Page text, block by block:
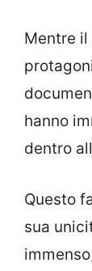
Mentre
hanno
dentro
Questo
sua